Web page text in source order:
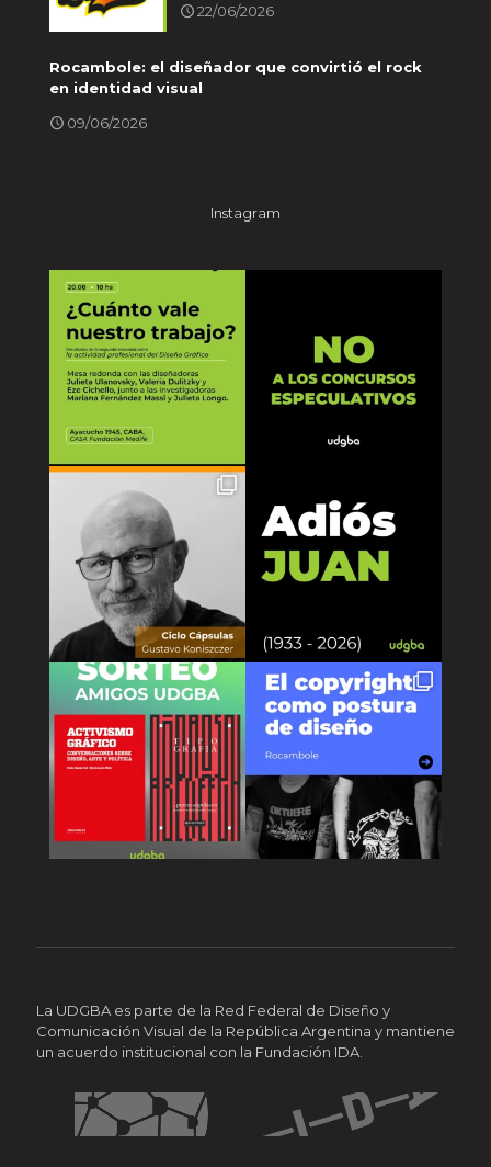
22/06/2026
Rocambole: el diseñador que convirtió el rock
en identidad visual
09/06/2026
Instagram
La UDGBA es parte de la Red Federal de Diseño y
Comunicación Visual de la República Argentina y mantiene
un acuerdo institucional con la Fundación IDA.